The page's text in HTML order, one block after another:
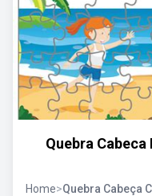
Quebra
Home>Quebra Cabeça